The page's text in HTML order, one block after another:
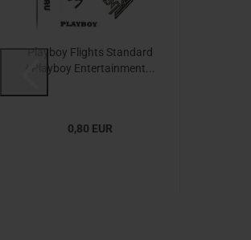
Playboy Flights Standard
/ Playboy Entertainment...
0,80 EUR